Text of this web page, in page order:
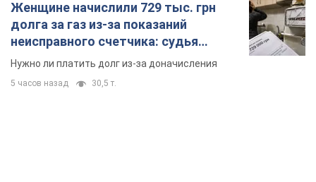
Женщине начислили 729 тыс. грн
долга за газ из-за показаний
неисправного счетчика: судья
вынес неожиданное решение
Нужно ли платить долг из-за доначисления
5 часов назад 30,5 т.